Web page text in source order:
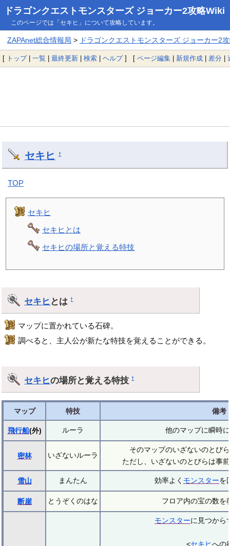
ドラゴンクエストモンスターズ ジョーカー2攻略Wiki
このページでは「セキヒ」について攻略しています。
ZAPAnet総合情報局 > ドラゴンクエストモンスターズ ジョーカー2
[ トップ| 一覧 | 最終更新 | 検索 | ヘルプ] [ ページ編集 | 新規作成 | 差分 |
セキヒ †
TOP
セキヒ
セキヒとは
セキヒの場所と覚える特技
セキヒ とは†
マップに置かれている石碑。
調べると、主人公が新たな特技を覚えることができる。
セキヒの場所と覚える特技†
マップ 特技 備考
飛行船(外) ルーラ 他のマップに瞬時
密林 いざないルーラ
そのマップのいざないのとび
ただし、いざないのとびらは事
雪山 まんたん 効率よく モンスターを
断崖 とうぞくのはな フロア内の宝の数を
モンスターに見つから
<セキヒへの